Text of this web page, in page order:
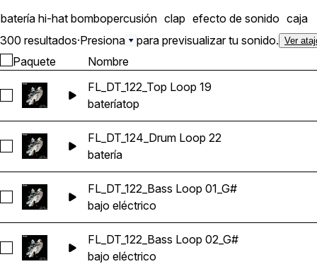
batería hi-hat bombopercusión clap efecto de sonido caja
300 resultados·Presiona para previsualizar tu sonido. Ver
Paquete Nombre
Seleccionar FL_DT_122_Top Loop 19
FL_DT_122_Top Loop 19
bateríatop
Seleccionar FL_DT_124_Drum Loop 22
FL_DT_124_Drum Loop 22
batería
Seleccionar FL_DT_122_Bass Loop 01_G#
FL_DT_122_Bass Loop 01_G#
bajo eléctrico
Seleccionar FL_DT_122_Bass Loop 02_G#
FL_DT_122_Bass Loop 02_G#
bajo eléctrico